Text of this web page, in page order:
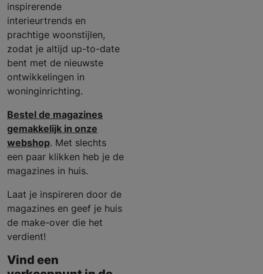
inspirerende
interieurtrends en
prachtige woonstijlen,
zodat je altijd up-to-date
bent met de nieuwste
ontwikkelingen in
woninginrichting.
Bestel de magazines
gemakkelijk in onze
webshop. Met slechts
een paar klikken heb je de
magazines in huis.
Laat je inspireren door de
magazines en geef je huis
de make-over die het
verdient!
Vind een